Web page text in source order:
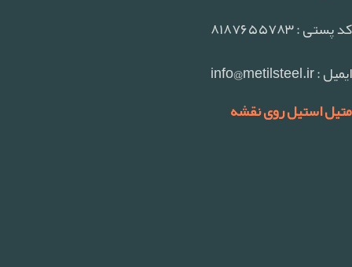
کد پستی : ۸۱۸۷۶۵۵۷۸۳
ایمیل : info@metilsteel.ir
متیل استیل روی نقشه